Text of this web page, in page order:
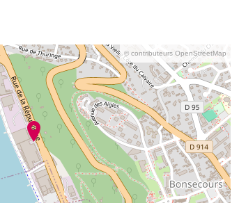
© contributeurs OpenStreetMap